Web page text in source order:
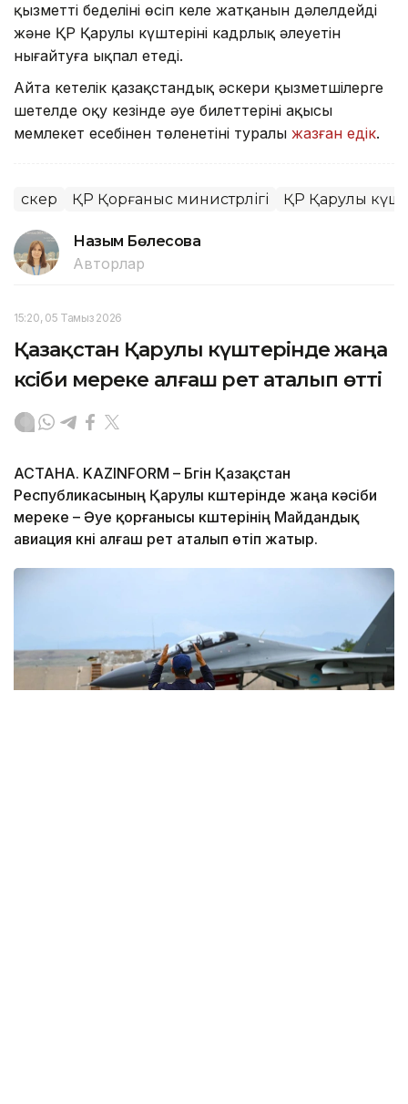
қызметтің беделінің өсіп келе жатқанын дәлелдейді
және ҚР Қарулы күштерінің кадрлық әлеуетін
нығайтуға ықпал етеді.
Айта кетелік қазақстандық әскери қызметшілерге
шетелде оқу кезінде әуе билеттерінің ақысы
мемлекет есебінен төленетіні туралы жазған едік.
Әскер ҚР Қорғаныс министрлігі ҚР Қарулы
Назым Бөлесова
Авторлар
15:20, 05 Тамыз 2026
Қазақстан Қарулы күштерінде жаңа
кәсіби мереке алғаш рет аталып өтті
АСТАНА. KAZINFORM – Бүгін Қазақстан
Республикасының Қарулы күштерінде жаңа кәсіби
мереке – Әуе қорғанысы күштерінің Майдандық
авиация күні алғаш рет аталып өтіп жатыр.